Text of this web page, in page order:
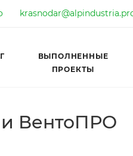
ВЫПОЛНЕННЫЕ
ПРОЕКТЫ
ВентоПРО